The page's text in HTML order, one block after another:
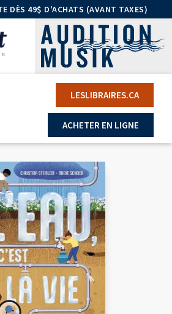
DÈS 49$ D'ACHATS (AVANT TAXES)
LESLIBRAIRES.CA
ACHETER EN LIGNE